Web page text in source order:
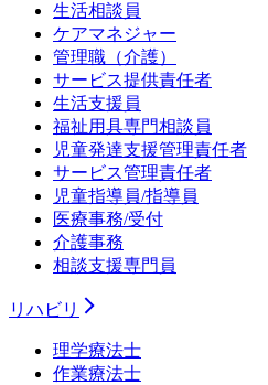
生活相談員
ケアマネジャー
管理職（介護）
サービス提供責任者
生活支援員
福祉用具専門相談員
児童発達支援管理責任者
サービス管理責任者
児童指導員/指導員
医療事務/受付
介護事務
相談支援専門員
リハビリ
理学療法士
作業療法士